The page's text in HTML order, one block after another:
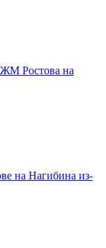
Ростова на
на Нагибина из-